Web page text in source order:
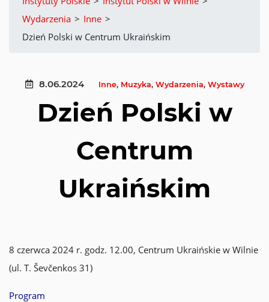
Wydarzenia > Inne >
Dzień Polski w Centrum Ukraińskim
8.06.2024 Inne, Muzyka, Wydarzenia, Wystawy
Dzień Polski w
Centrum
Ukraińskim
8 czerwca 2024 r. godz. 12.00, Centrum Ukraińskie w Wilnie
(ul. T. Ševčenkos 31)
Program